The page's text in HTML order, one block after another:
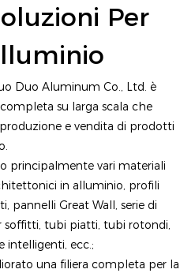
Per
Duo Aluminum Co., Ltd. è
su larga scala che
e vendita di prodotti
principalmente vari materiali
in alluminio, profili
pannelli Great Wall, serie di
soffitti, tubi piatti, tubi rotondi,
intelligenti, ecc.;
una filiera completa per la